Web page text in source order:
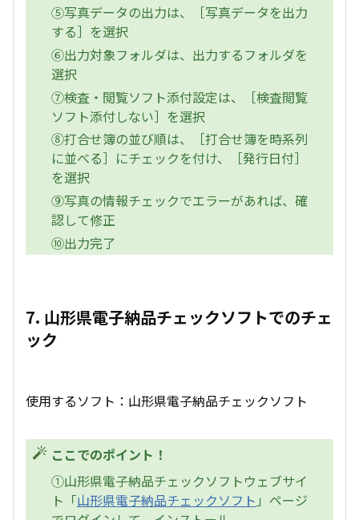
⑤写真データの出力は、［写真データを出力
する］を選択
⑥出力対象フォルダは、出力するフォルダを
選択
⑦検査・閲覧ソフト添付設定は、［検査閲覧
ソフト添付しない］を選択
⑧打合せ簿の並び順は、［打合せ簿を時系列
に並べる］にチェックを付け、［発行日付］
を選択
⑨写真の情報チェックでエラーがあれば、確
認して修正
⑩出力完了
7. 山形県電子納品チェックソフトでのチェ
ック
使用するソフト：山形県電子納品チェックソフト
ここでのポイント！
①山形県電子納品チェックソフトウェブサイ
ト「山形県電子納品チェックソフト 」ページ